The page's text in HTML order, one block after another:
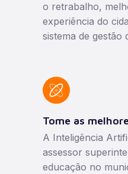
o retrabalho,
experiência do
sistema de gestão
Tome as
A Inteligência
assessor
educação no